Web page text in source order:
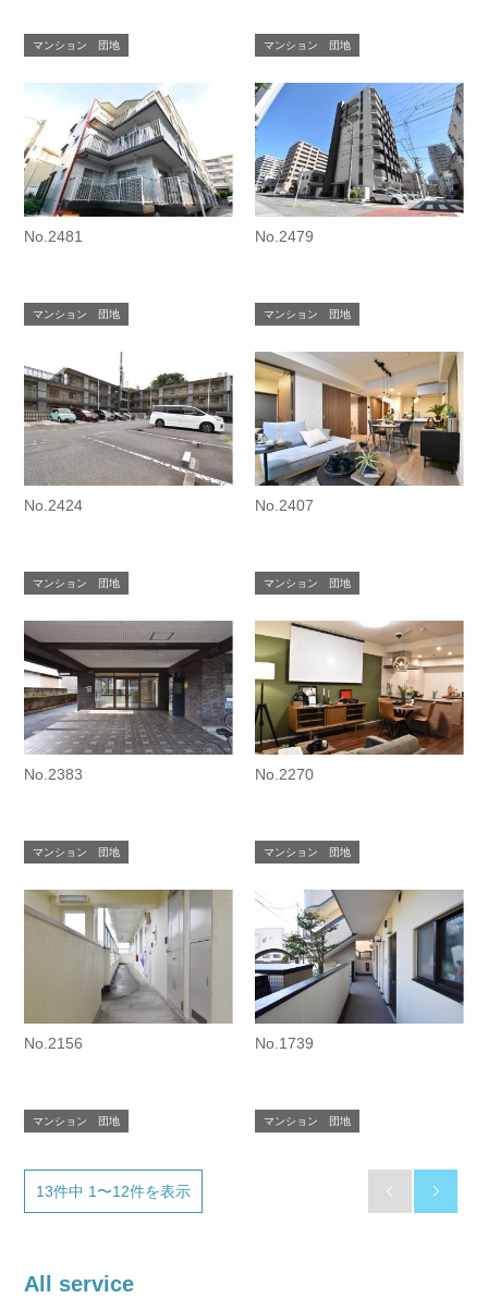
マンション 団地 マンション 団地
No.2481
マンション 団地
No.2479
マンション 団地
No.2424
マンション 団地
No.2407
マンション 団地
No.2383
マンション 団地
No.2270
マンション 団地
No.2156
マンション 団地
No.1739
マンション 団地
13件中 1〜12件を表示  
All service